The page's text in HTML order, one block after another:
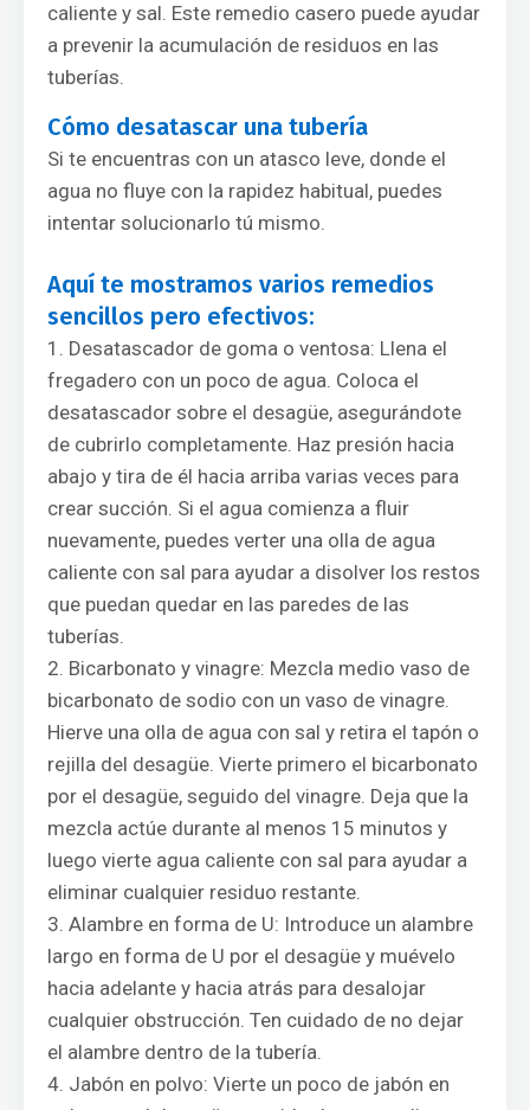
caliente y sal. Este remedio casero puede ayudar
a prevenir la acumulación de residuos en las
tuberías.
Cómo desatascar una tubería
Si te encuentras con un atasco leve, donde el
agua no fluye con la rapidez habitual, puedes
intentar solucionarlo tú mismo.
Aquí te mostramos varios remedios
sencillos pero efectivos:
Desatascador de goma o ventosa: Llena el
fregadero con un poco de agua. Coloca el
desatascador sobre el desagüe, asegurándote
de cubrirlo completamente. Haz presión hacia
abajo y tira de él hacia arriba varias veces para
crear succión. Si el agua comienza a fluir
nuevamente, puedes verter una olla de agua
caliente con sal para ayudar a disolver los restos
que puedan quedar en las paredes de las
tuberías.
Bicarbonato y vinagre: Mezcla medio vaso de
bicarbonato de sodio con un vaso de vinagre.
Hierve una olla de agua con sal y retira el tapón o
rejilla del desagüe. Vierte primero el bicarbonato
por el desagüe, seguido del vinagre. Deja que la
mezcla actúe durante al menos 15 minutos y
luego vierte agua caliente con sal para ayudar a
eliminar cualquier residuo restante.
Alambre en forma de U: Introduce un alambre
largo en forma de U por el desagüe y muévelo
hacia adelante y hacia atrás para desalojar
cualquier obstrucción. Ten cuidado de no dejar
el alambre dentro de la tubería.
Jabón en polvo: Vierte un poco de jabón en